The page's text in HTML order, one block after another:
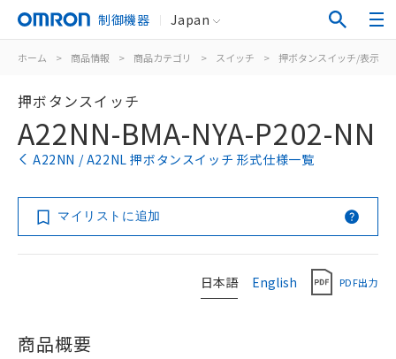
制御機器 Japan
ホーム > 商品情報 > 商品カテゴリ > スイッチ > 押ボタンスイッチ/表示灯
押ボタンスイッチ
A22NN-BMA-NYA-P202-NN
A22NN / A22NL 押ボタンスイッチ 形式仕様一覧
マイリストに追加
日本語 English PDF出力
商品概要